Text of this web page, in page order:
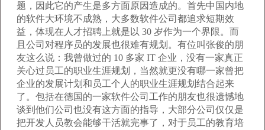
题，因此它的产生是多方面原因造成的。首先中国内地
的软件大环境不成熟，大多数软件公司都追求短期效
益，体现在人才招聘上就是以 30 岁作为一个界限。而
且公司对程序员的发展也很难有规划。有位叫张俊的朋
友这么说：我曾做过的 10 多家 IT 企业，没有一家真正
关心过员工的职业生涯规划，当然就更没有哪一家曾把
企业的发展计划和员工个人的职业生涯规划结合起来
了。包括在德国的一家软件公司工作的朋友也很遗憾地
谈到他们公司也没有这方面的指导，大部分公司仅仅是
把开发人员教会能够干活就完事了，对于员工的教育培